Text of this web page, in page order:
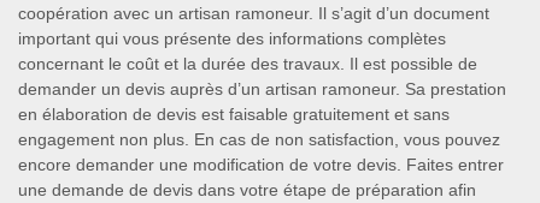
coopération avec un artisan ramoneur. Il s’agit d’un document
important qui vous présente des informations complètes
concernant le coût et la durée des travaux. Il est possible de
demander un devis auprès d’un artisan ramoneur. Sa prestation
en élaboration de devis est faisable gratuitement et sans
engagement non plus. En cas de non satisfaction, vous pouvez
encore demander une modification de votre devis. Faites entrer
une demande de devis dans votre étape de préparation afin